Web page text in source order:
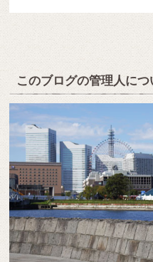
このブログの管理人につ